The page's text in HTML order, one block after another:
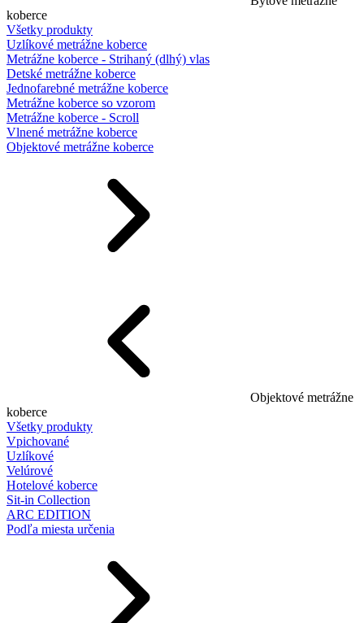
koberce
Všetky produkty
Uzlíkové metrážne koberce
Metrážne koberce - Strihaný (dlhý) vlas
Detské metrážne koberce
Jednofarebné metrážne koberce
Metrážne koberce so vzorom
Metrážne koberce - Scroll
Vlnené metrážne koberce
Objektové metrážne koberce
Objektové metrážne
koberce
Všetky produkty
Vpichované
Uzlíkové
Velúrové
Hotelové koberce
Sit-in Collection
ARC EDITION
Podľa miesta určenia